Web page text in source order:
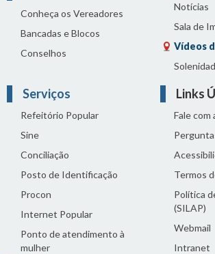
Conheça os Vereadores
Bancadas e Blocos
Conselhos
Notícias
Sala de
Vídeos
Serviços
Refeitório Popular
Sine
Conciliação
Posto de Identificação
Procon
Internet Popular
Ponto de atendimento à
mulher
Links
Fale com
Termos
Política
(SILAP)
Webmail
Intranet